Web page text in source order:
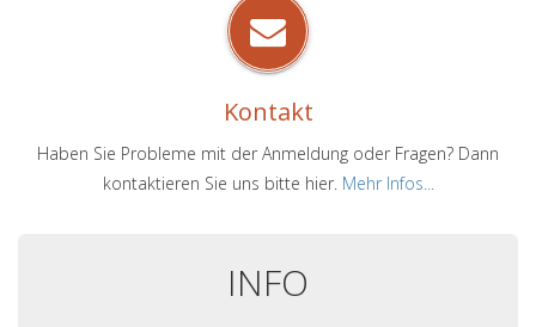
Kontakt
Haben Sie Probleme mit der Anmeldung oder Fragen? Dann
kontaktieren Sie uns bitte hier. Mehr Infos...
INFO